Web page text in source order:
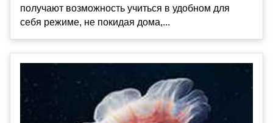
получают возможность учиться в удобном для
себя режиме, не покидая дома,...